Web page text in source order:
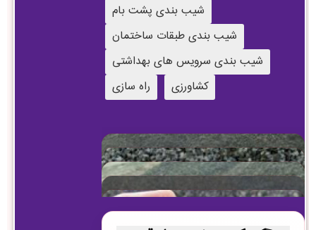
شیب بندی پشت بام
شیب بندی طبقات ساختمان
شیب بندی سرویس های بهداشتی
راه سازی
کشاورزی